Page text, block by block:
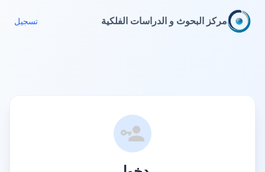
مرکز البحوث و الدراسات الفلکیة تسجیل